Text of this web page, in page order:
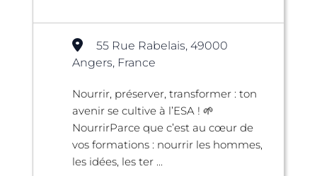
55 Rue Rabelais, 49000
Angers, France
Nourrir, préserver, transformer : ton
avenir se cultive à l’ESA ! 🌱
NourrirParce que c’est au cœur de
vos formations : nourrir les hommes,
les idées, les ter ...